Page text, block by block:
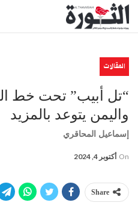
المقالات
“تل أبيب” تحت خط
واليمن يتوعد بالمزيد
إسماعيل المحاقري
On أكتوبر 4, 2024
Share